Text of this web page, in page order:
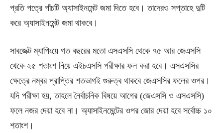
প্রতি পত্রে পাঁচটি অ্যাসাইনমেন্ট জমা দিতে হবে। তাদেরও সপ্তাহে দুটি
করে অ্যাসাইনমেন্ট জমা থাকবে।
সাবজেক্ট ম্যাপিংয়ে গত বছরের মতো এসএসসি থেকে ৭৫ আর জেএসসি
থেকে ২৫ শতাংশ নিয়ে এইচএসসি পরীক্ষার ফল করা হবে। এসএসসির
ক্ষেত্রে নম্বর প্রাপ্তির শতভাগই গুরুত্ব থাকবে জেএসসির ফলের ওপর।
যদি পরীক্ষা হয়, তাহলে নৈর্বাচনিক বিষয়ে আগের (জেএসসি ও এসএসসি)
ফলে নজর দেয়া হবে না। অ্যাসাইনমেন্টের ওপর জোর দেয়া হবে সর্বোচ্চ ১০
শতাংশ।